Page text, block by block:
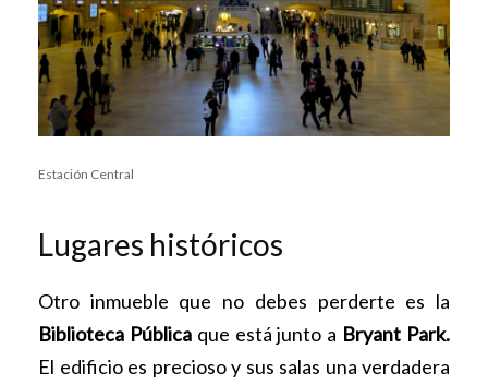
Estación Central
Lugares históricos
Otro inmueble que no debes perderte es la
Biblioteca Públicaque está junto a Bryant Park.
El edificio es precioso y sus salas una verdadera